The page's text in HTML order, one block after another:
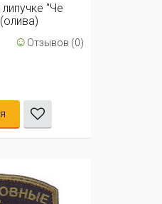
"Че
☺ Отзывов (0)